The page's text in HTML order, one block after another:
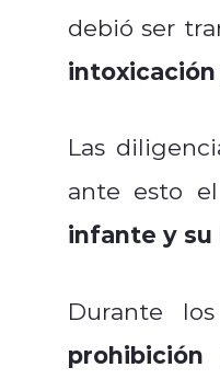
debió ser
Las
ante esto
infante y su
Durante